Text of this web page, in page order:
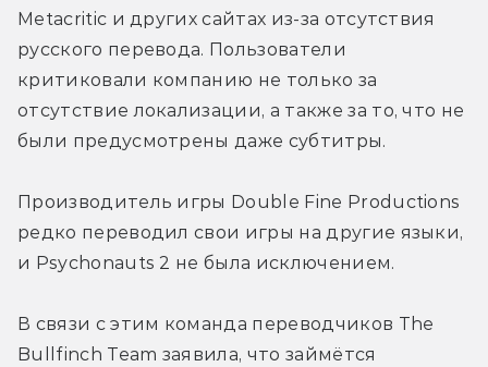
Metacritic и других сайтах из-за отсутствия
русского перевода. Пользователи
критиковали компанию не только за
отсутствие локализации, а также за то, что не
были предусмотрены даже субтитры.
Производитель игры Double Fine Productions
редко переводил свои игры на другие языки,
и Psychonauts 2 не была исключением.
В связи с этим команда переводчиков The
Bullfinch Team заявила, что займётся